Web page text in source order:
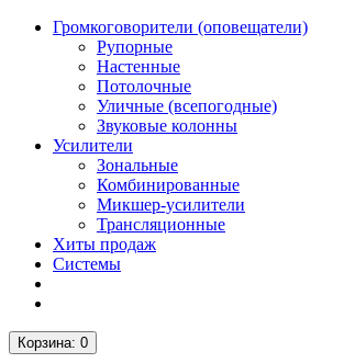
Громкоговорители (оповещатели)
Рупорные
Настенные
Потолочные
Уличные (всепогодные)
Звуковые колонны
Усилители
Зональные
Комбинированные
Микшер-усилители
Трансляционные
Хиты продаж
Системы
Корзина: 0